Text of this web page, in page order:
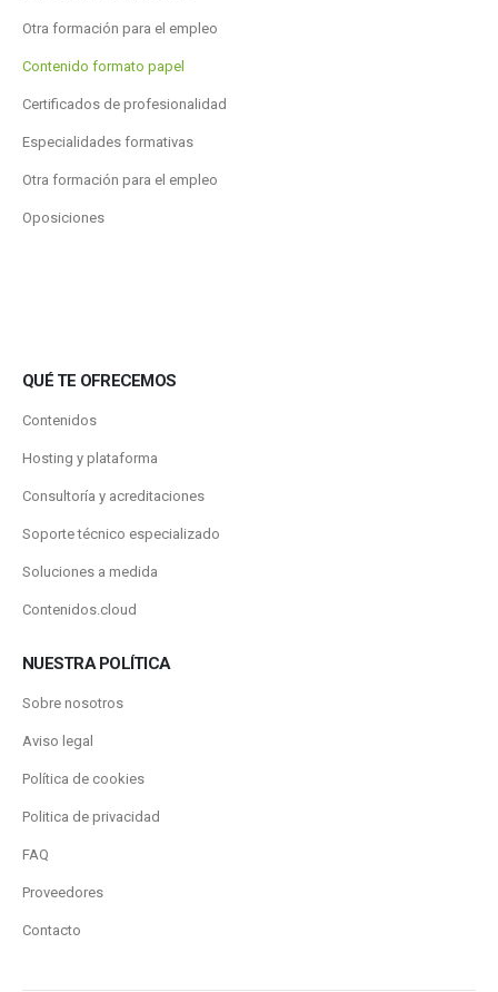
Otra formación para el empleo
Contenido formato papel
Certificados de profesionalidad
Especialidades formativas
Otra formación para el empleo
Oposiciones
QUÉ TE OFRECEMOS
Contenidos
Hosting y plataforma
Consultoría y acreditaciones
Soporte técnico especializado
Soluciones a medida
Contenidos.cloud
NUESTRA POLÍTICA
Sobre nosotros
Aviso legal
Política de cookies
Politica de privacidad
FAQ
Proveedores
Contacto